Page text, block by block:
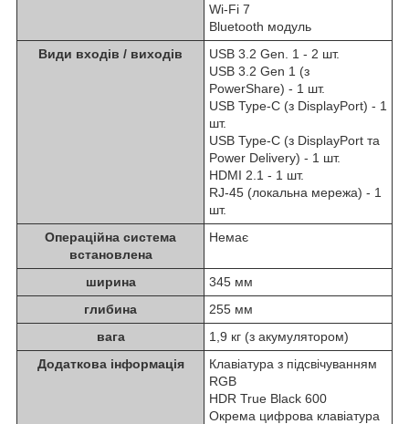
Wi-Fi 7
Bluetooth модуль
Види входів / виходів
USB 3.2 Gen. 1 - 2 шт.
USB 3.2 Gen 1 (з
PowerShare) - 1 шт.
USB Type-C (з DisplayPort) - 1
шт.
USB Type-C (з DisplayPort та
Power Delivery) - 1 шт.
HDMI 2.1 - 1 шт.
RJ-45 (локальна мережа) - 1
шт.
Операційна система
встановлена
Немає
ширина
345 мм
глибина
255 мм
вага
1,9 кг (з акумулятором)
Додаткова інформація
Клавіатура з підсвічуванням
RGB
HDR True Black 600
Окрема цифрова клавіатура